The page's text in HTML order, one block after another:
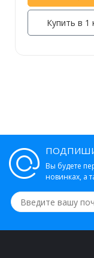
Купить в 1
Вы будете
новинках, а